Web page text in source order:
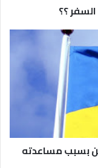
تستمع لأحاديث
تستخدم المايكروفون
“
فيسبوك
” ، فالجميع
، حيث أن هناك
مثل “
؟؟
بسبب مساعدته